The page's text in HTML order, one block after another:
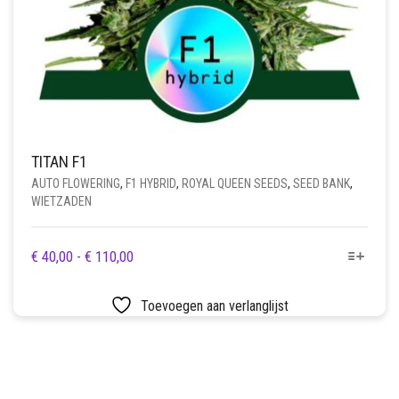
TITAN F1
AUTO FLOWERING, F1 HYBRID, ROYAL QUEEN SEEDS, SEED BANK,
WIETZADEN
€ 40,00 - € 110,00PRIJSKLASSE:
TOT
€ 110,00
DIT
MEERDERE
Toevoegen aan verlanglijst